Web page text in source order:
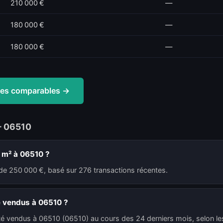
210 000 € —
180 000 € —
180 000 € —
comparables →
06510
à 06510 ?
250 000 €, basé sur 276 transactions récentes.
à 06510 ?
vendus à 06510 (06510) au cours des 24 derniers mois, selon